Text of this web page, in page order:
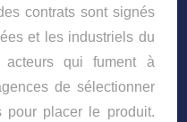
contrats sont signés
et les industriels du
qui fument à
de sélectionner
pour placer le produit.